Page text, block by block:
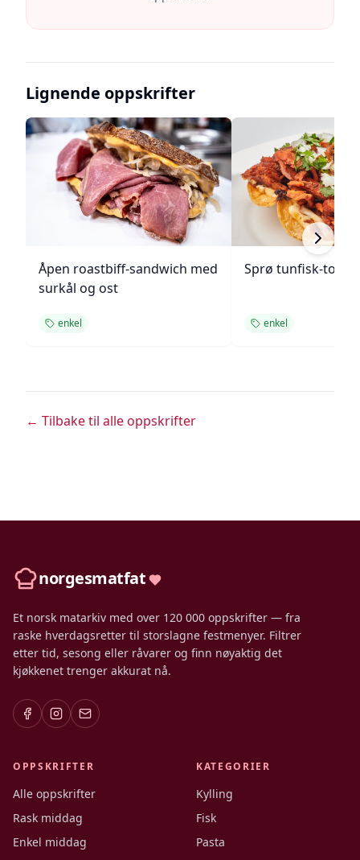
Lignende oppskrifter
Åpen roastbiff-sandwich med
surkål og ost
enkel
Sprø tunfisk-
enkel
← Tilbake til alle oppskrifter
norgesmatfat
Et norsk matarkiv med over 120 000 oppskrifter — fra
raske hverdagsretter til storslagne festmenyer. Filtrer
etter tid, sesong eller råvarer og finn nøyaktig det
kjøkkenet trenger akkurat nå.
OPPSKRIFTER
Alle oppskrifter
Rask middag
Enkel middag
KATEGORIER
Kylling
Fisk
Pasta